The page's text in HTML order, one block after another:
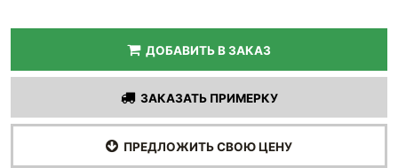
ДОБАВИТЬ В ЗАКАЗ
ЗАКАЗАТЬ ПРИМЕРКУ
ПРЕДЛОЖИТЬ СВОЮ ЦЕНУ